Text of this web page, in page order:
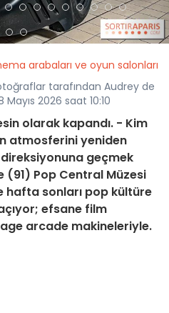
arabaları ve oyun salonları
tarafından Audrey de
2026 saat 10:10
olarak kapandı. - Kim
atmosferini yeniden
geçmek
(91) Pop Central Müzesi
hafta sonları pop kültüre
efsane film
arcade makineleriyle.